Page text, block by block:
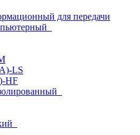
для передачи
LS
HF